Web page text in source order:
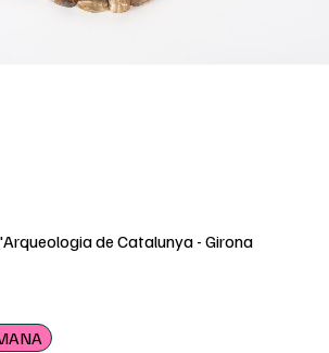
de Catalunya - Girona